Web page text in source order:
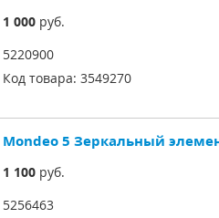
1 000руб.
5220900
Код товара: 3549270
Mondeo 5 Зеркальный
1 100руб.
5256463